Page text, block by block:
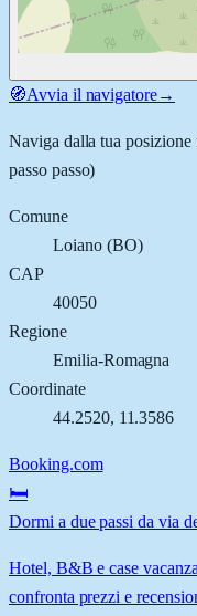
🧭Avvia il navigatore→
Naviga dalla tua
passo passo)
Comune
Loiano(BO)
CAP
40050
Regione
Emilia-Romagna
Coordinate
44.2520, 11.3586
Booking.com
🛏️
Dormi a due passi da via
Hotel, B&B e case
confronta prezzi e